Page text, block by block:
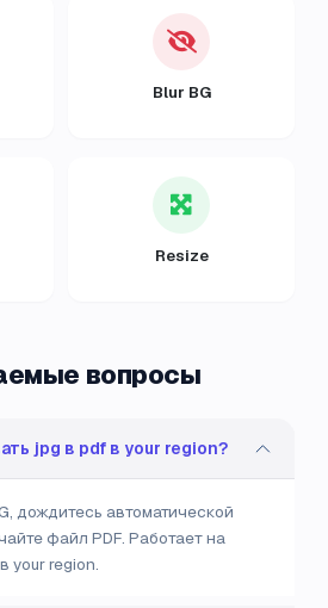
Blur BG
Resize
вопросы
jpg в pdf в your region?
дождитесь автоматической
файл PDF. Работает на
your region.